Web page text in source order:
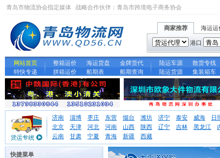
青岛市物流协会指定媒体 战略合作伙伴： 青岛市跨境电子商务协会
商家推荐 海运运
港口
网站首页 整箱运价 海运货盘 金牌货代 陆运车源
散货专线
特快专递
拼箱运价 船期表 船期查询 陆运货源 集装箱车
济南 淄博 枣庄 东营 烟台 潍坊 济宁 泰安 威海
日
北京
天津 河北 河南 山西 陕西 辽宁 吉林 黑龙江
云南
甘肃 宁夏 青海 新疆 西藏
快捷菜单